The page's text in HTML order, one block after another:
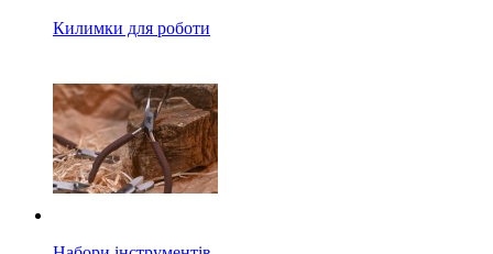
Килимки для роботи